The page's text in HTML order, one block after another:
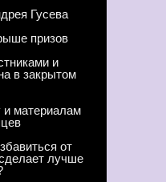
Гусева
призов
и
в закрытом
и материалам
от
лучше